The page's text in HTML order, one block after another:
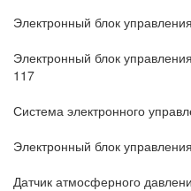
Электронный блок
Электронный блок
117
Система электронного
Электронный блок
Датчик атмосферного